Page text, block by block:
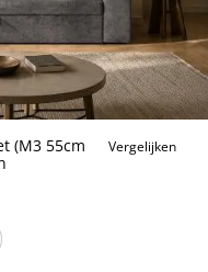
(M3 55cm
Vergelijken